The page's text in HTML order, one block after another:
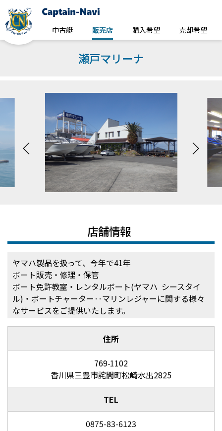
中古艇 販売店 購入希望 売却希望
瀬戸マリーナ
店舗情報
ヤマハ製品を扱って、今年で41年
ボート販売・修理・保管
ボート免許教室・レンタルボート(ヤマハ シースタイ
ル)・ボートチャーター‥マリンレジャーに関する様々
なサービスをご提供いたします。
住所
769-1102
香川県三豊市詫間町松崎水出2825
TEL
0875-83-6123